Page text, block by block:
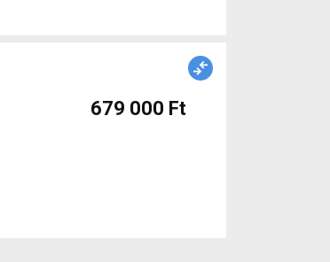
679 000 Ft